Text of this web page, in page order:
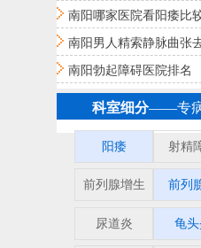
南阳哪家医院看阳痿比
南阳男人精索静脉曲张
南阳勃起障碍医院排名
科室细分——专病
阳痿 射精
前列腺增生 前列
尿道炎 龟头